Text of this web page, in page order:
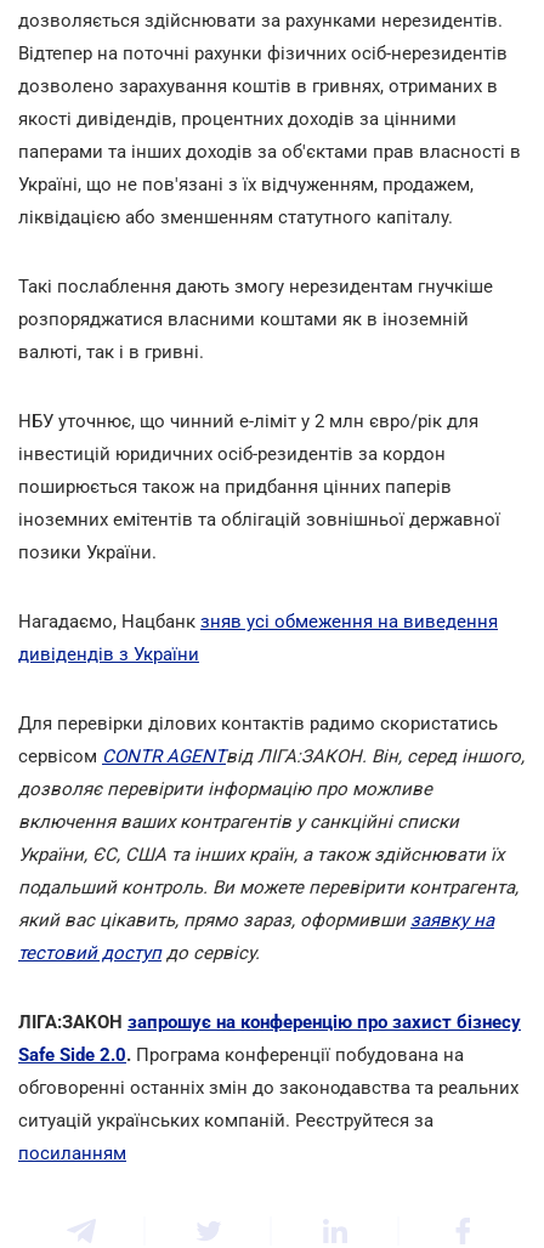
дозволяється здійснювати за рахунками нерезидентів.
Відтепер на поточні рахунки фізичних осіб-нерезидентів
дозволено зарахування коштів в гривнях, отриманих в
якості дивідендів, процентних доходів за цінними
паперами та інших доходів за об'єктами прав власності в
Україні, що не пов'язані з їх відчуженням, продажем,
ліквідацією або зменшенням статутного капіталу.
Такі послаблення дають змогу нерезидентам гнучкіше
розпоряджатися власними коштами як в іноземній
валюті, так і в гривні.
НБУ уточнює, що чинний е-ліміт у 2 млн євро/рік для
інвестицій юридичних осіб-резидентів за кордон
поширюється також на придбання цінних паперів
іноземних емітентів та облігацій зовнішньої державної
позики України.
Нагадаємо, Нацбанк зняв усі обмеження на виведення
дивідендів з України
Для перевірки ділових контактів радимо скористатись
сервісом CONTR AGENTвід ЛІГА:ЗАКОН. Він, серед іншого,
дозволяє перевірити інформацію про можливе
включення ваших контрагентів у санкційні списки
України, ЄС, США та інших країн, а також здійснювати їх
подальший контроль. Ви можете перевірити контрагента,
який вас цікавить, прямо зараз, оформивши заявку на
тестовий доступдо сервісу.
ЛІГА:ЗАКОН запрошує на конференцію про захист бізнесу
Safe Side 2.0. Програма конференції побудована на
обговоренні останніх змін до законодавства та реальних
ситуацій українських компаній. Реєструйтеся за
посиланням